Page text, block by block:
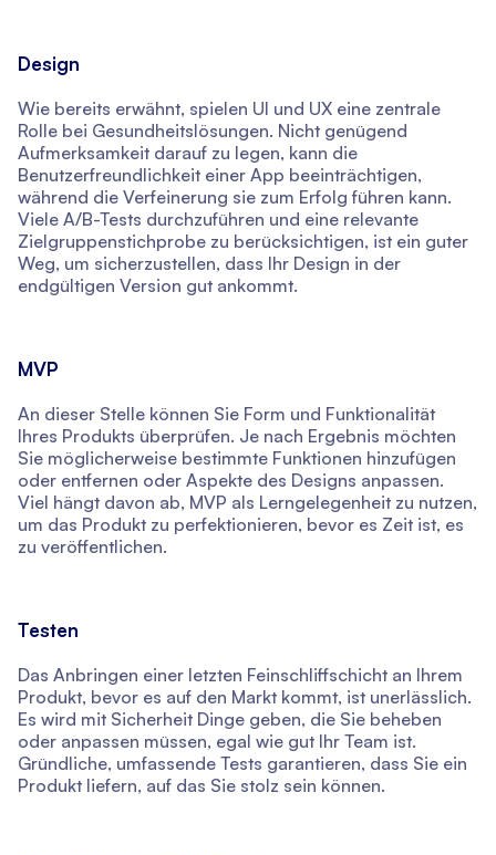
Design
Wie bereits erwähnt, spielen UI und UX eine zentrale
Rolle bei Gesundheitslösungen. Nicht genügend
Aufmerksamkeit darauf zu legen, kann die
Benutzerfreundlichkeit einer App beeinträchtigen,
während die Verfeinerung sie zum Erfolg führen kann.
Viele A/B-Tests durchzuführen und eine relevante
Zielgruppenstichprobe zu berücksichtigen, ist ein guter
Weg, um sicherzustellen, dass Ihr Design in der
endgültigen Version gut ankommt.
MVP
An dieser Stelle können Sie Form und Funktionalität
Ihres Produkts überprüfen. Je nach Ergebnis möchten
Sie möglicherweise bestimmte Funktionen hinzufügen
oder entfernen oder Aspekte des Designs anpassen.
Viel hängt davon ab, MVP als Lerngelegenheit zu nutzen,
um das Produkt zu perfektionieren, bevor es Zeit ist, es
zu veröffentlichen.
Testen
Das Anbringen einer letzten Feinschliffschicht an Ihrem
Produkt, bevor es auf den Markt kommt, ist unerlässlich.
Es wird mit Sicherheit Dinge geben, die Sie beheben
oder anpassen müssen, egal wie gut Ihr Team ist.
Gründliche, umfassende Tests garantieren, dass Sie ein
Produkt liefern, auf das Sie stolz sein können.